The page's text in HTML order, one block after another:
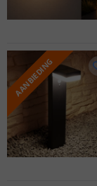
AANBIEDING